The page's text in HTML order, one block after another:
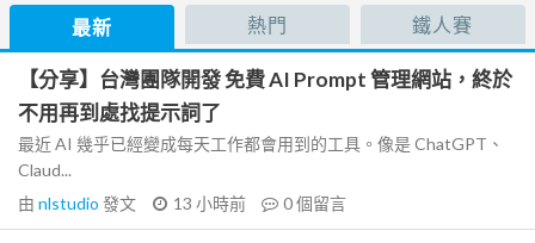
最新 熱門 鐵人賽
【分享】台灣團隊開發 免費 AI Prompt 管理網站，終於
不用再到處找提示詞了
最近 AI 幾乎已經變成每天工作都會用到的工具。像是 ChatGPT、
Claud...
由 nlstudio 發文 13 小時前 0個留言